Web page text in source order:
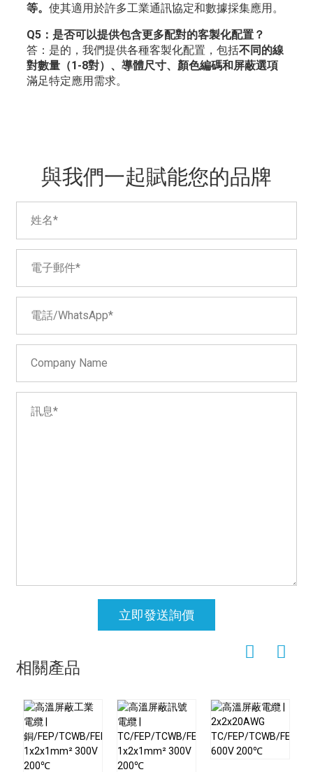
等。 使其適用於許多工業通訊協定和數據採集應用。
Q5：是否可以提供包含更多配對的客製化配置？
答：是的，我們提供各種客製化配置，包括不同的線
對數量（1-8對）、導體尺寸、顏色編碼和屏蔽選項
滿足特定應用需求。
與我們一起賦能您的品牌
立即發送詢價
相關產品